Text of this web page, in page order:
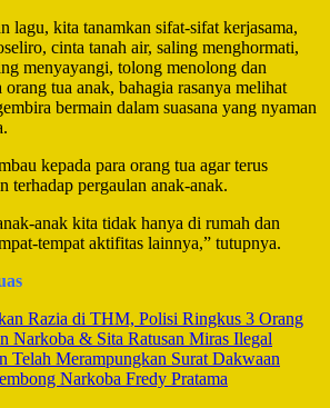
lagu, kita tanamkan sifat-sifat kerjasama,
cinta tanah air, saling menghormati,
menyayangi, tolong menolong dan
orang tua anak, bahagia rasanya melihat
bermain dalam suasana yang nyaman
kepada para orang tua agar terus
terhadap pergaulan anak-anak.
anak kita tidak hanya di rumah dan
tempat aktifitas lainnya,” tutupnya.
Razia di THM, Polisi Ringkus 3 Orang
Narkoba & Sita Ratusan Miras Ilegal
Telah Merampungkan Surat Dakwaan
Narkoba Fredy Pratama